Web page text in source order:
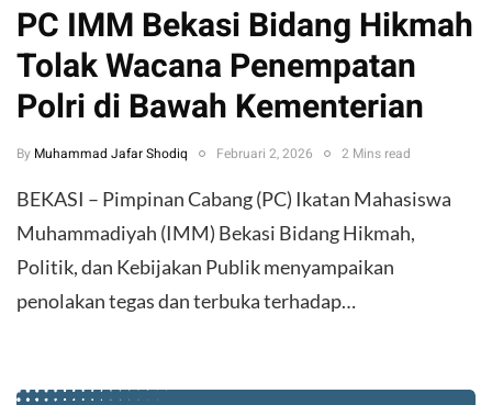
PC IMM Bekasi Bidang Hikmah
Tolak Wacana Penempatan
Polri di Bawah Kementerian
By Muhammad Jafar Shodiq Februari 2, 2026 2 Mins read
BEKASI – Pimpinan Cabang (PC) Ikatan Mahasiswa
Muhammadiyah (IMM) Bekasi Bidang Hikmah,
Politik, dan Kebijakan Publik menyampaikan
penolakan tegas dan terbuka terhadap…